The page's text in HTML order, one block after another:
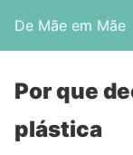
De Mãe em Mãe
Por que
plástica